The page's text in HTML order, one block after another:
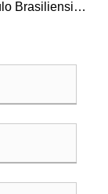
Brasiliensi